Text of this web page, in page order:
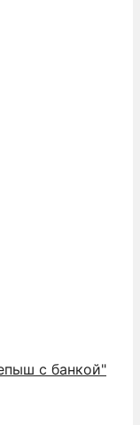
с банкой"